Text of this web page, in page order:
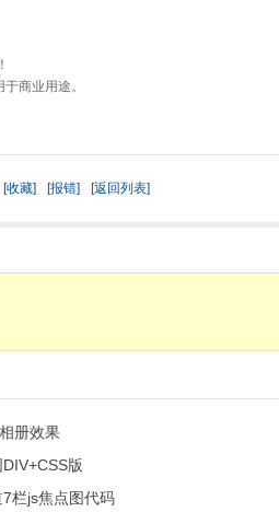
商业用途。
[收藏] [报错] [返回列表]
册效果
版
栏js焦点图代码